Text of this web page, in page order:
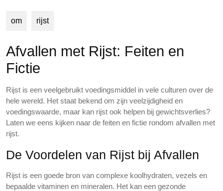
om rijst
Afvallen met Rijst: Feiten en
Fictie
Rijst is een veelgebruikt voedingsmiddel in vele culturen over de
hele wereld. Het staat bekend om zijn veelzijdigheid en
voedingswaarde, maar kan rijst ook helpen bij gewichtsverlies?
Laten we eens kijken naar de feiten en fictie rondom afvallen met
rijst.
De Voordelen van Rijst bij Afvallen
Rijst is een goede bron van complexe koolhydraten, vezels en
bepaalde vitaminen en mineralen. Het kan een gezonde